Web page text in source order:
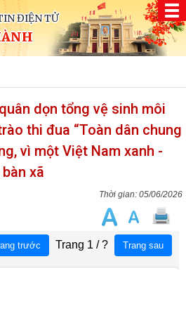
ĐIỆN TỬ
dọn tổng vệ sinh môi
thi đua “Toàn dân chung
vì một Việt Nam xanh -
xã
05/06/2026